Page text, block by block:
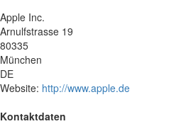
Apple Inc.
Arnulfstrasse 19
80335
München
DE
Website: http://www.apple.de
Kontaktdaten